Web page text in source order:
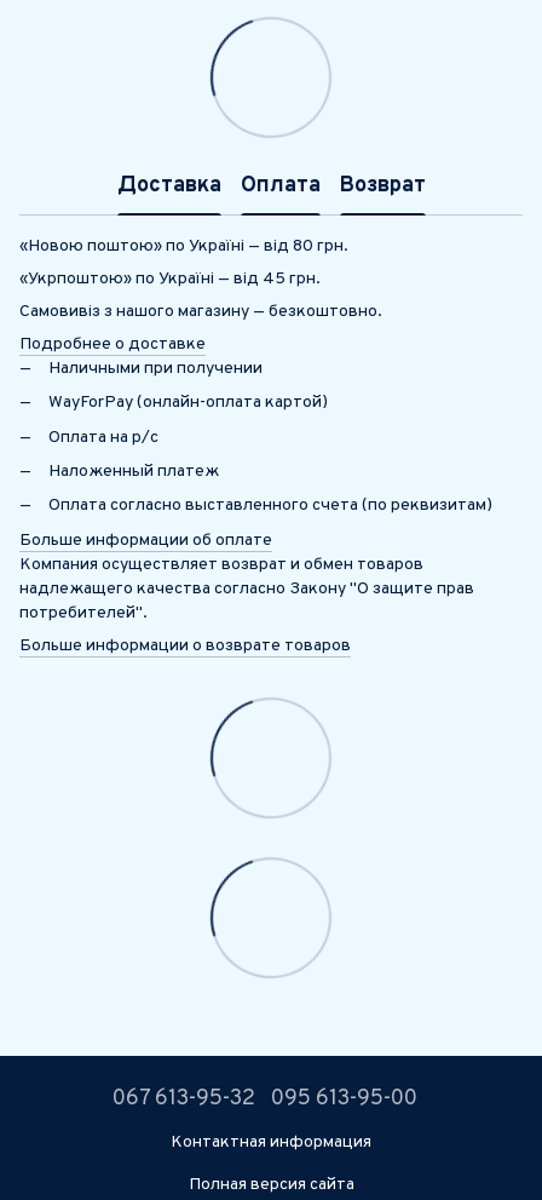
Доставка Оплата Возврат
«Новою поштою» по Україні — від 80 грн.
«Укрпоштою» по Україні — від 45 грн.
Самовивіз з нашого магазину — безкоштовно.
Подробнее о доставке
Наличными при получении
WayForPay (онлайн-оплата картой)
Оплата на р/с
Наложенный платеж
Оплата согласно выставленного счета (по реквизитам)
Больше информации об оплате
Компания осуществляет возврат и обмен товаров
надлежащего качества согласно Закону "О защите прав
потребителей".
Больше информации о возврате товаров
067 613-95-32 095 613-95-00
Контактная информация
Полная версия сайта